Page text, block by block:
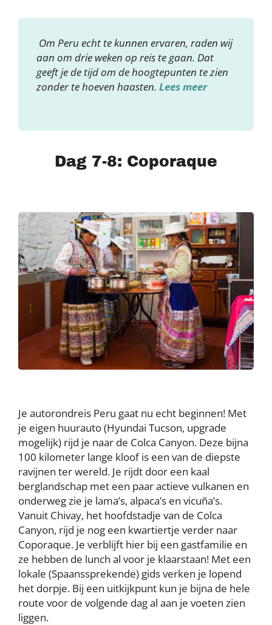
Om Peru echt te kunnen ervaren, raden wij
aan om drie weken op reis te gaan. Dat
geeft je de tijd om de hoogtepunten te zien
zonder te hoeven haasten. Lees meer
Dag 7-8: Coporaque
Je autorondreis Peru gaat nu echt beginnen! Met
je eigen huurauto (Hyundai Tucson, upgrade
mogelijk) rijd je naar de Colca Canyon. Deze bijna
100 kilometer lange kloof is een van de diepste
ravijnen ter wereld. Je rijdt door een kaal
berglandschap met een paar actieve vulkanen en
onderweg zie je lama’s, alpaca’s en vicuña’s.
Vanuit Chivay, het hoofdstadje van de Colca
Canyon, rijd je nog een kwartiertje verder naar
Coporaque. Je verblijft hier bij een gastfamilie en
ze hebben de lunch al voor je klaarstaan! Met een
lokale (Spaanssprekende) gids verken je lopend
het dorpje. Bij een uitkijkpunt kun je bijna de hele
route voor de volgende dag al aan je voeten zien
liggen.